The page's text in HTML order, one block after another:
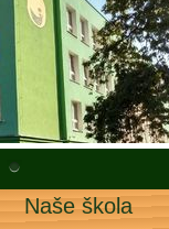
Naše škola